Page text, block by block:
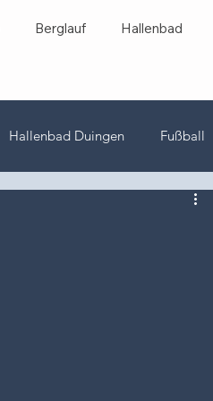
Berglauf Hallenbad
Hallenbad Duingen Fußball
JSG Leinebergland